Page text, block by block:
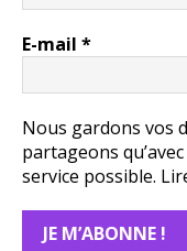
E-mail *
Nous gardons vos
partageons
service possible.